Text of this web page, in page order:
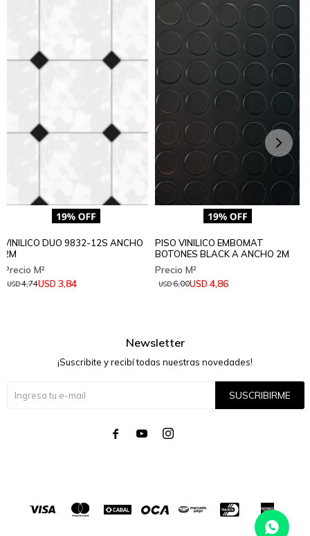
VINILICO DUO 9832-12S ANCHO
2M
USD 3,84
USD4,74
PISO VINILICO EMBOMAT
BOTONES BLACK A ANCHO 2M
USD 4,86
USD6,00
Newsletter
¡Suscribite y recibí todas nuestras novedades!
SUSCRIBIRME
  